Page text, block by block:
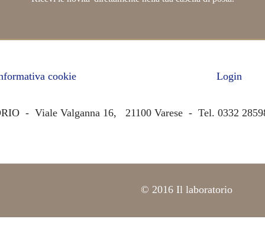
cookie Login
- Viale Valganna 16, 21100 Varese - Tel. 0332
© 2016 Il laboratorio